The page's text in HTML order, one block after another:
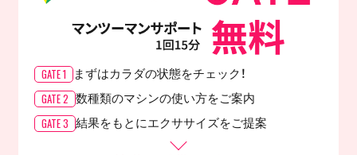
GATE 1 まずはカラダの状態をチェック！
GATE 2 数種類のマシンの使い方をご案内
GATE 3 結果をもとにエクササイズをご提案